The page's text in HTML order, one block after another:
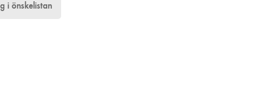
i önskelistan